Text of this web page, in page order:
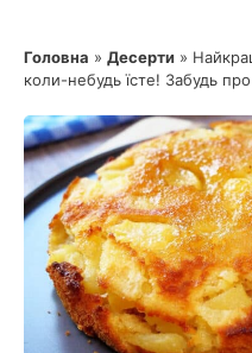
Головна » Десерти »
коли-небудь їсте! Забудь про